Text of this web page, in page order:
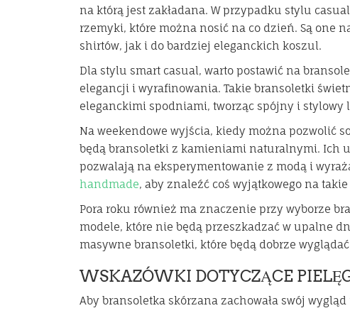
na którą jest zakładana. W przypadku stylu
rzemyki, które można nosić na co dzień. Są one
shirtów, jak i do bardziej eleganckich koszul.
Dla stylu smart casual, warto postawić na
elegancji i wyrafinowania. Takie bransoletki
eleganckimi spodniami, tworząc spójny i stylowy
Na weekendowe wyjścia, kiedy można pozwolić
będą bransoletki z kamieniami naturalnymi. Ich
pozwalają na eksperymentowanie z modą i
handmade, aby znaleźć coś wyjątkowego na
Pora roku również ma znaczenie przy wyborze
modele, które nie będą przeszkadzać w upalne
masywne bransoletki, które będą dobrze
WSKAZÓWKI DOTYCZĄCE
Aby bransoletka skórzana zachowała swój